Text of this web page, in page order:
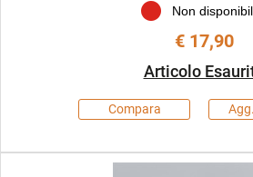
Non
€ 17,90
Articolo
Compara